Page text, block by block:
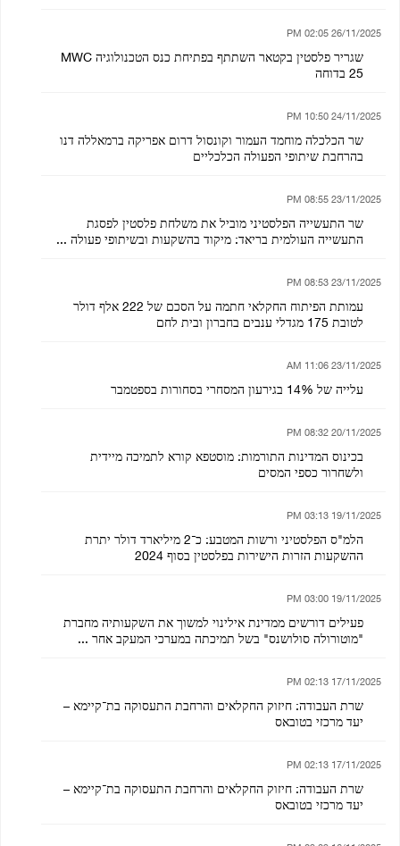
26/11/2025 02:05 PM
שגריר פלסטין בקטאר השתתף בפתיחת כנס הטכנולוגיה MWC
25 בדוחה
24/11/2025 10:50 PM
שר הכלכלה מוחמד העמור וקונסול דרום אפריקה ברמאללה דנו
בהרחבת שיתופי הפעולה הכלכליים
23/11/2025 08:55 PM
שר התעשייה הפלסטיני מוביל את משלחת פלסטין לפסגת
התעשייה העולמית בריאד: מיקוד בהשקעות ובשיתופי פעולה ...
23/11/2025 08:53 PM
עמותת הפיתוח החקלאי חתמה על הסכם של 222 אלף דולר
לטובת 175 מגדלי ענבים בחברון ובית לחם
23/11/2025 11:06 AM
עלייה של 14% בגירעון המסחרי בסחורות בספטמבר
20/11/2025 08:32 PM
בכינוס המדינות התורמות: מוסטפא קורא לתמיכה מיידית
ולשחרור כספי המסים
19/11/2025 03:13 PM
הלמ"ס הפלסטיני ורשות המטבע: כ־2 מיליארד דולר יתרת
ההשקעות הזרות הישירות בפלסטין בסוף 2024
19/11/2025 03:00 PM
פעילים דורשים ממדינת אילינוי למשוך את השקעותיה מחברת
"מוטורולה סולושנס" בשל תמיכתה במערכי המעקב אחר ...
17/11/2025 02:13 PM
שרת העבודה: חיזוק החקלאים והרחבת התעסוקה בת־קיימא –
יעד מרכזי בטובאס
17/11/2025 02:13 PM
שרת העבודה: חיזוק החקלאים והרחבת התעסוקה בת־קיימא –
יעד מרכזי בטובאס